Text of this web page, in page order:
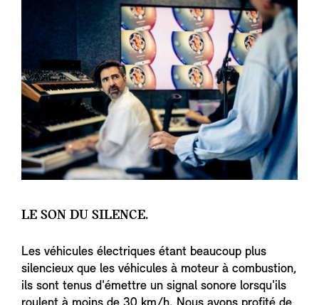
LE SON DU SILENCE.
Les véhicules électriques étant beaucoup plus
silencieux que les véhicules à moteur à combustion,
ils sont tenus d'émettre un signal sonore lorsqu'ils